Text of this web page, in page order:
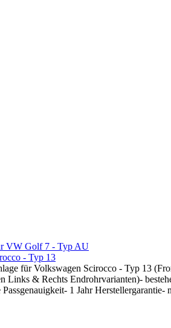
- Typ 13
für Volkswagen Scirocco - Typ 13
Links & Rechts Endrohrvarianten)-
1 Jahr Herstellergarantie-